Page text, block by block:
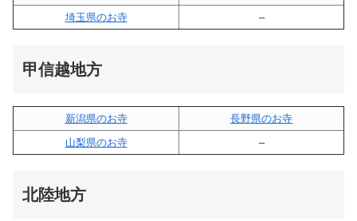
埼玉県のお寺
–
甲信越地方
新潟県のお寺
長野県のお寺
山梨県のお寺
–
北陸地方